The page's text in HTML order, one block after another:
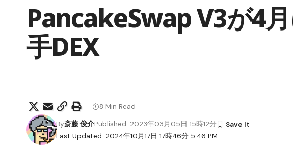
PancakeSwap V3が4
手DEX
Last Updated: 2024年10月17日 17時46分 5:46 PM
By斎藤 俊介Published: 2023年03月05日 15時12分
8 Min Read